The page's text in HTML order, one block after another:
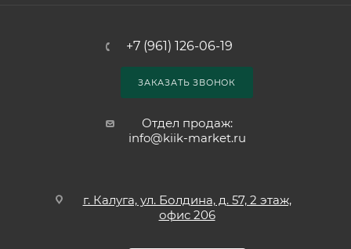
+7 (961) 126-06-19
ЗАКАЗАТЬ ЗВОНОК
Отдел продаж:
info@kiik-market.ru
г. Калуга, ул. Болдина, д. 57, 2 этаж,
офис 206